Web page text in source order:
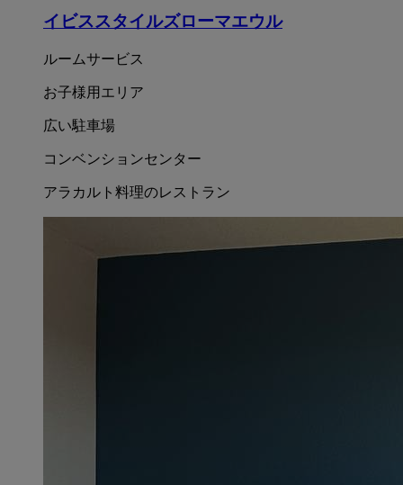
イビススタイルズローマエウル
ルームサービス
お子様用エリア
広い駐車場
コンベンションセンター
アラカルト料理のレストラン